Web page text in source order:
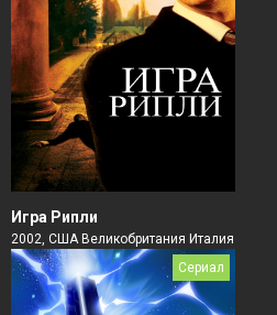
Игра Рипли
2002, США Великобритания Италия
Сериал